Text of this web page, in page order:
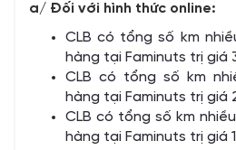
a/ Đối với hình thức online:
CLB có tổng số km
hàng tại Faminuts trị giá
CLB có tổng số km
hàng tại Faminuts trị giá
CLB có tổng số km
hàng tại Faminuts trị giá